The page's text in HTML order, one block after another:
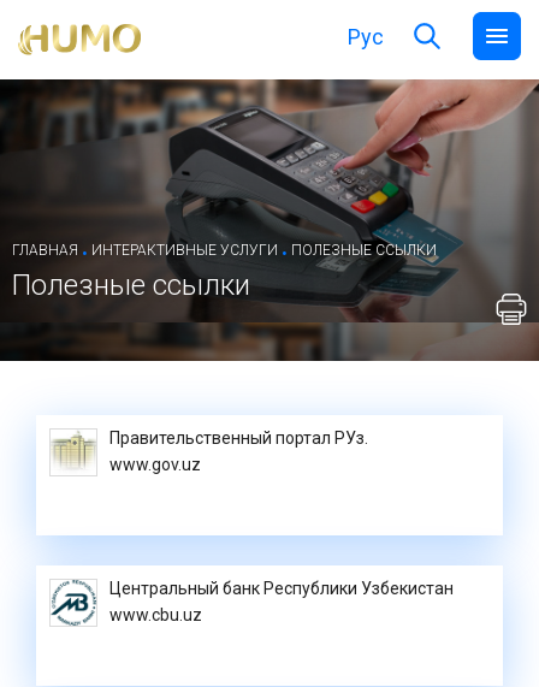
Рус
ГЛАВНАЯ . ИНТЕРАКТИВНЫЕ УСЛУГИ . ПОЛЕЗНЫЕ ССЫЛКИ
Полезные ссылки
Правительственный портал РУз.
www.gov.uz
Центральный банк Республики Узбекистан
www.cbu.uz